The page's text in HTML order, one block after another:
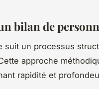
bilan de
suit un processus
approche
rapidité et